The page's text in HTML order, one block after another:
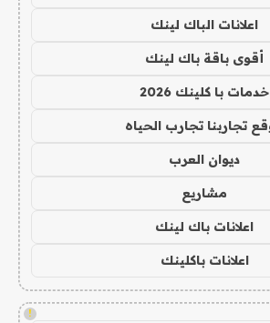
اعلانات الباك لينك
أقوى باقة باك لينك
خدمات با كلينك 2026
تجاربنا تجارب الحياه
ديوان العرب
مشاريع
اعلانات باك لينك
اعلانات باكلينك
!